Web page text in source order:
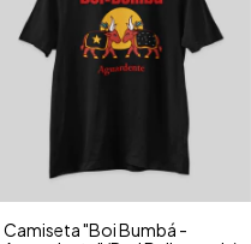
Camiseta "Boi Bumbá -